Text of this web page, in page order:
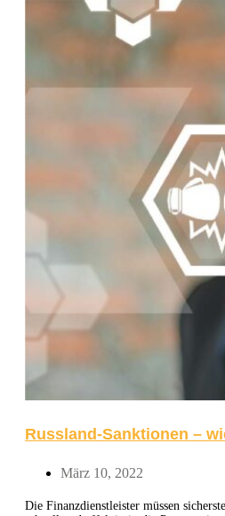
Russland-Sanktionen –
März 10, 2022
Die Finanzdienstleister müssen